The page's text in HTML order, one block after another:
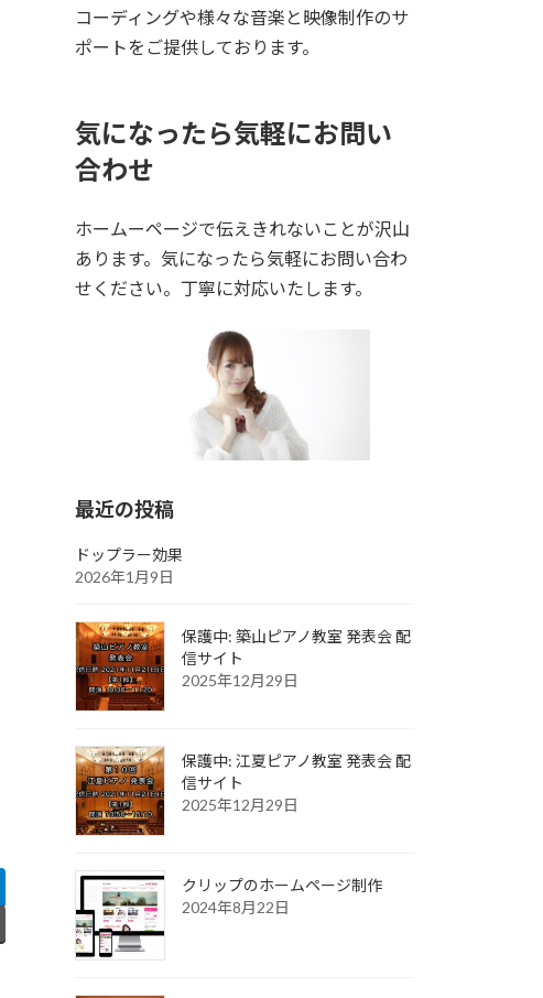
コーディングや様々な音楽と映像制作のサ
ポートをご提供しております。
気になったら気軽にお問い
合わせ
ホームーページで伝えきれないことが沢山
あります。気になったら気軽にお問い合わ
せください。丁寧に対応いたします。
最近の投稿
ドップラー効果
2026年1月9日
保護中: 築山ピアノ教室 発表会 配
信サイト
2025年12月29日
保護中: 江夏ピアノ教室 発表会 配
信サイト
2025年12月29日
クリップのホームページ制作
2024年8月22日